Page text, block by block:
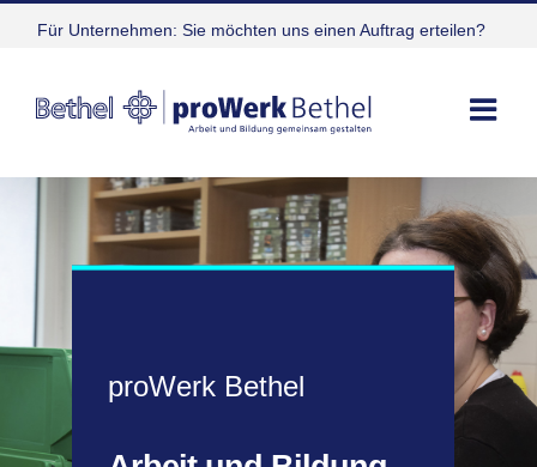
Für Unternehmen: Sie möchten uns einen Auftrag erteilen?
proWerk Bethel